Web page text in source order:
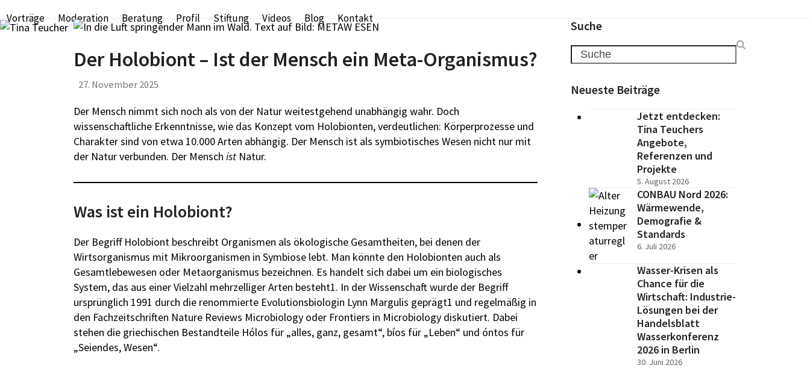
toVorträge Moderation Beratung Profil Stiftung Videos Blog Kontakt
Der Holobiont – Ist der Mensch ein Meta-Organismus?
27. November 2025
Der Mensch nimmt sich noch als von der Natur weitestgehend unabhängig wahr. Doch
wissenschaftliche Erkenntnisse, wie das Konzept vom Holobionten, verdeutlichen: Körperprozesse und
Charakter sind von etwa 10.000 Arten abhängig. Der Mensch ist als symbiotisches Wesen nicht nur mit
der Natur verbunden. Der Mensch ist Natur.
Was ist ein Holobiont?
Der Begriff Holobiont beschreibt Organismen als ökologische Gesamtheiten, bei denen der
Wirtsorganismus mit Mikroorganismen in Symbiose lebt. Man könnte den Holobionten auch als
Gesamtlebewesen oder Metaorganismus bezeichnen. Es handelt sich dabei um ein biologisches
System, das aus einer Vielzahl mehrzelliger Arten besteht1. In der Wissenschaft wurde der Begriff
ursprünglich 1991 durch die renommierte Evolutionsbiologin Lynn Margulis geprägt1 und regelmäßig in
den Fachzeitschriften Nature Reviews Microbiology oder Frontiers in Microbiology diskutiert. Dabei
stehen die griechischen Bestandteile Hólos für „alles, ganz, gesamt“, bíos für „Leben“ und óntos für
„Seiendes, Wesen“.
Suche
Search
Neueste Beiträge
Jetzt entdecken:
Tina Teuchers
Angebote,
Referenzen und
Projekte
5. August 2026
CONBAU Nord 2026:
Wärmewende,
Demografie &
Standards
6. Juli 2026
Wasser-Krisen als
Chance für die
Wirtschaft: Industrie-
Lösungen bei der
Handelsblatt
Wasserkonferenz
2026 in Berlin
30. Juni 2026